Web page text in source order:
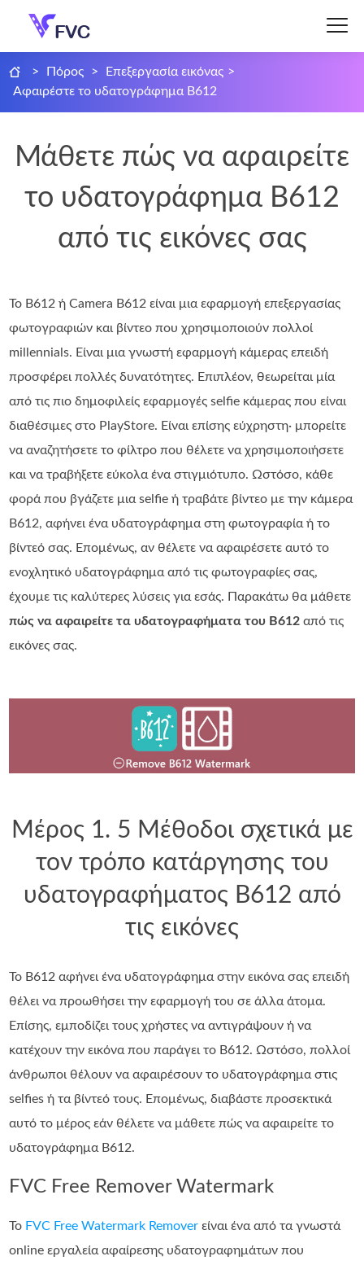
> Πόρος > Επεξεργασία εικόνας >
Αφαιρέστε το υδατογράφημα B612
Μάθετε πώς να αφαιρείτε
το υδατογράφημα B612
από τις εικόνες σας
Το B612 ή Camera B612 είναι μια εφαρμογή επεξεργασίας
φωτογραφιών και βίντεο που χρησιμοποιούν πολλοί
millennials. Είναι μια γνωστή εφαρμογή κάμερας επειδή
προσφέρει πολλές δυνατότητες. Επιπλέον, θεωρείται μία
από τις πιο δημοφιλείς εφαρμογές selfie κάμερας που είναι
διαθέσιμες στο PlayStore. Είναι επίσης εύχρηστη· μπορείτε
να αναζητήσετε το φίλτρο που θέλετε να χρησιμοποιήσετε
και να τραβήξετε εύκολα ένα στιγμιότυπο. Ωστόσο, κάθε
φορά που βγάζετε μια selfie ή τραβάτε βίντεο με την κάμερα
B612, αφήνει ένα υδατογράφημα στη φωτογραφία ή το
βίντεό σας. Επομένως, αν θέλετε να αφαιρέσετε αυτό το
ενοχλητικό υδατογράφημα από τις φωτογραφίες σας,
έχουμε τις καλύτερες λύσεις για εσάς. Παρακάτω θα μάθετε
πώς να αφαιρείτε τα υδατογραφήματα του B612 από τις
εικόνες σας.
Μέρος 1. 5 Μέθοδοι σχετικά με
τον τρόπο κατάργησης του
υδατογραφήματος B612 από
τις εικόνες
Το B612 αφήνει ένα υδατογράφημα στην εικόνα σας επειδή
θέλει να προωθήσει την εφαρμογή του σε άλλα άτομα.
Επίσης, εμποδίζει τους χρήστες να αντιγράψουν ή να
κατέχουν την εικόνα που παράγει το B612. Ωστόσο, πολλοί
άνθρωποι θέλουν να αφαιρέσουν το υδατογράφημα στις
selfies ή τα βίντεό τους. Επομένως, διαβάστε προσεκτικά
αυτό το μέρος εάν θέλετε να μάθετε πώς να αφαιρείτε το
υδατογράφημα B612.
FVC Free Remover Watermark
Το FVC Free Watermark Remover είναι ένα από τα γνωστά
online εργαλεία αφαίρεσης υδατογραφημάτων που